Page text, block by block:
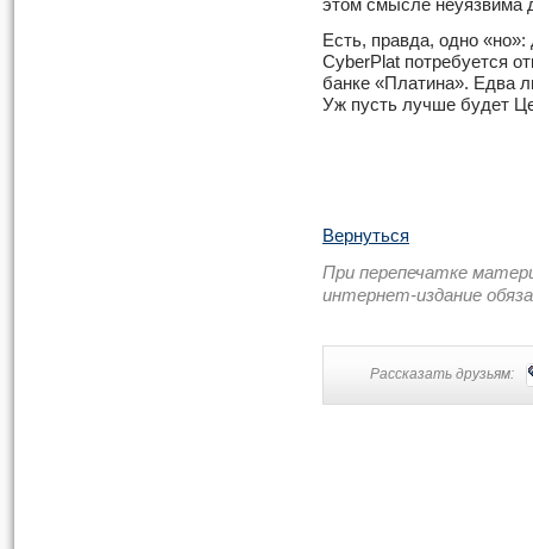
этом смысле неуязвима
Есть, правда, одно «но»:
CyberPlat потребуется
банке «Платина». Едва
Уж пусть лучше будет
Вернуться
При перепечатке
интернет-издание
Рассказать друзьям: